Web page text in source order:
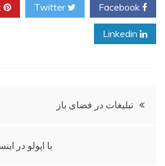
Twitter
راهبری
تبلیغات در فضای باز
با اپولو در